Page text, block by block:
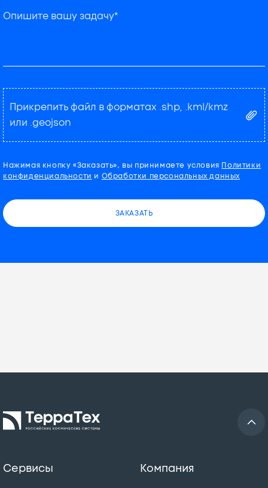
Опишите вашу задачу*
Прикрепить файл в форматах .shp, .kml/kmz
или .geojson
Нажимая кнопку «Заказать», вы принимаете условия Политики
конфиденциальности и Обработки персональных данных
ЗАКАЗАТЬ
Сервисы
Компания